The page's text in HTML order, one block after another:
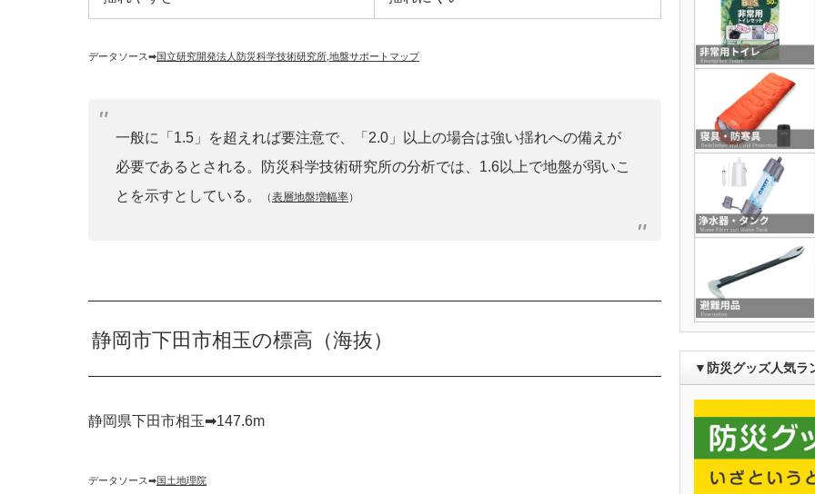
データソース➡︎国立研究開発法人防災科学技術研究所 地盤サポートマップ
一般に「1.5」を超えれば要注意で、「2.0」以上の場合は強い揺れへの備えが
必要であるとされる。防災科学技術研究所の分析では、1.6以上で地盤が弱いこ
とを示すとしている。
（表層地盤増幅率）
静岡市下田市相玉の標高（海抜）
静岡県下田市相玉➡︎147.6m
データソース➡︎国土地理院
▼防災グッズ人気ラ